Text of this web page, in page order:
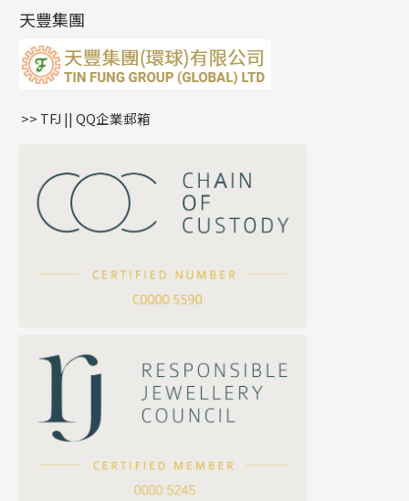
公司名稱
聯絡電話
雙十字鏈系列
水波鏈系列
蛇骨鏈系列
鏈尾系列
嘴唇鏈系列
S車花鏈系列
珍珠鏈系列
坦克鏈系列
滿天星鏈系列
方假繩鏈系列
耳環扣系列
耳綫/耳鈎系列
耳環爪頭
耳環
字母吊墜
相盒吊墜
項鏈吊墜
生肖吊墜
星座吊墜
珠扣
天豐集團
>> TFJ || QQ企業郵箱